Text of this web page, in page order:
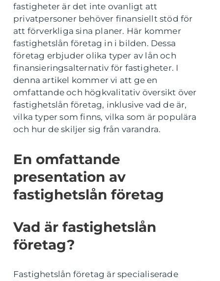
fastigheter är det inte ovanligt att
privatpersoner behöver finansiellt stöd för
att förverkliga sina planer. Här kommer
fastighetslån företag in i bilden. Dessa
företag erbjuder olika typer av lån och
finansieringsalternativ för fastigheter. I
denna artikel kommer vi att ge en
omfattande och högkvalitativ översikt över
fastighetslån företag, inklusive vad de är,
vilka typer som finns, vilka som är populära
och hur de skiljer sig från varandra.
En omfattande
presentation av
fastighetslån företag
Vad är fastighetslån
företag?
Fastighetslån företag är specialiserade